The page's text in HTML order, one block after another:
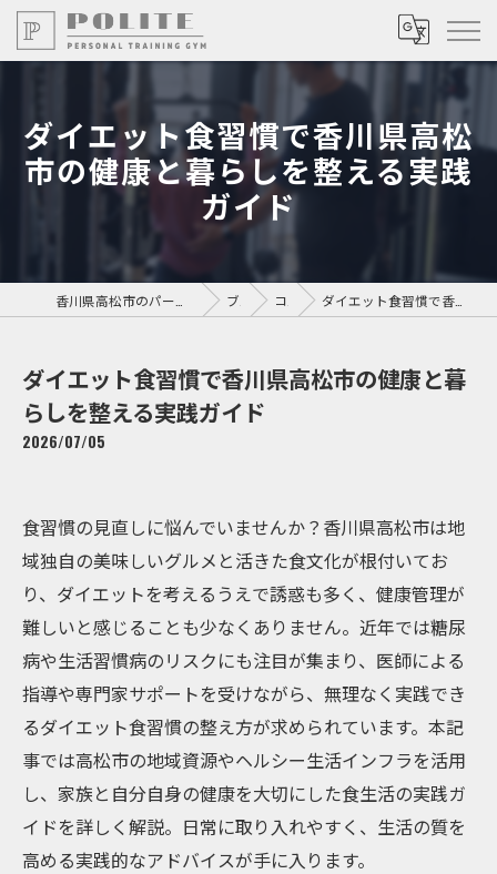
ダイエット食習慣で香川県高松
市の健康と暮らしを整える実践
ガイド
ブログ コラム ダイエット食習慣で香川県高松市の健康と暮らしを整える実践ガイド
ダイエット食習慣で香川県高松市の健康と暮
らしを整える実践ガイド
2026/07/05
食習慣の見直しに悩んでいませんか？香川県高松市は地
域独自の美味しいグルメと活きた食文化が根付いてお
り、ダイエットを考えるうえで誘惑も多く、健康管理が
難しいと感じることも少なくありません。近年では糖尿
病や生活習慣病のリスクにも注目が集まり、医師による
指導や専門家サポートを受けながら、無理なく実践でき
るダイエット食習慣の整え方が求められています。本記
事では高松市の地域資源やヘルシー生活インフラを活用
し、家族と自分自身の健康を大切にした食生活の実践ガ
イドを詳しく解説。日常に取り入れやすく、生活の質を
高める実践的なアドバイスが手に入ります。